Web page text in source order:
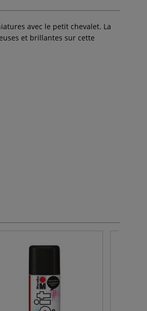
avec le petit chevalet. La
et brillantes sur cette